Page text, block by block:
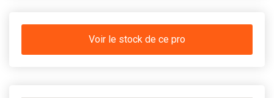
Voir le stock de ce pro